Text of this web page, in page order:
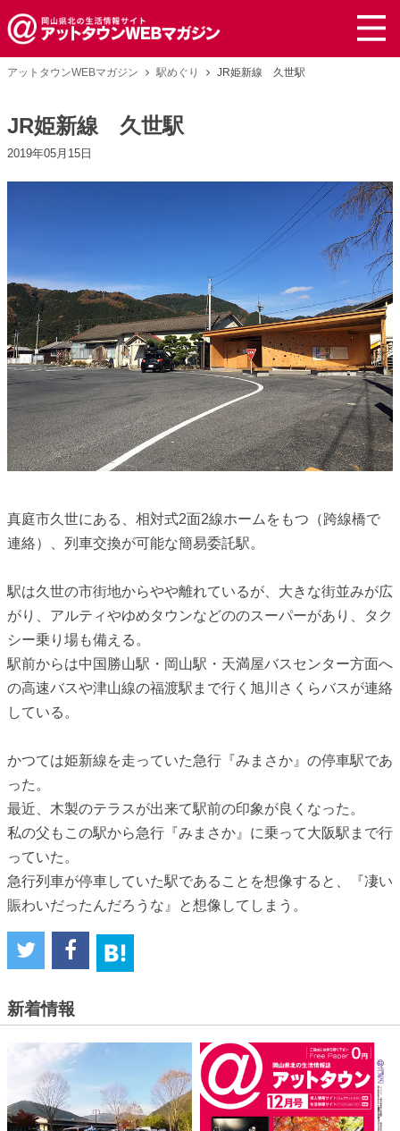
アットタウンWEBマガジン 駅めぐり JR姫新線 久世駅
JR姫新線 久世駅
2019年05月15日
真庭市久世にある、相対式2面2線ホームをもつ（跨線橋で
連絡）、列車交換が可能な簡易委託駅。
駅は久世の市街地からやや離れているが、大きな街並みが広
がり、アルティやゆめタウンなどののスーパーがあり、タク
シー乗り場も備える。
駅前からは中国勝山駅・岡山駅・天満屋バスセンター方面へ
の高速バスや津山線の福渡駅まで行く旭川さくらバスが連絡
している。
かつては姫新線を走っていた急行『みまさか』の停車駅であ
った。
最近、木製のテラスが出来て駅前の印象が良くなった。
私の父もこの駅から急行『みまさか』に乗って大阪駅まで行
っていた。
急行列車が停車していた駅であることを想像すると、『凄い
賑わいだったんだろうな』と想像してしまう。
新着情報